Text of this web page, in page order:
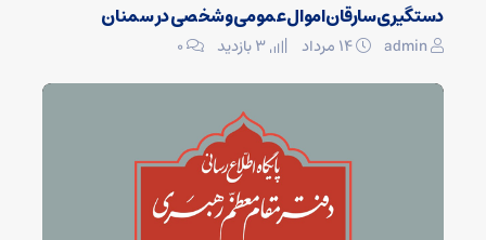
دستگیری سارقان اموال عمومی و شخصی در سمنان
admin ۰